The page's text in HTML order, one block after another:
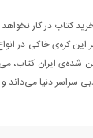
کتاب در کار نخواهد
کره‌ی خاکی در
ایران کتاب،
سراسر دنیا می‌داند